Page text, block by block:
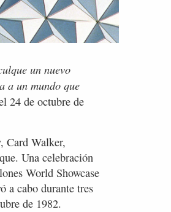
un nuevo
a un mundo que
24 de octubre de
Card Walker,
Una celebración
World Showcase
a cabo durante tres
de 1982.